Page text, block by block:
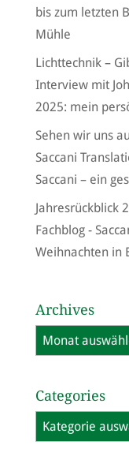
bis zum letzten
Mühle
Lichttechnik –
Interview mit
2025: mein
Sehen wir uns
Saccani
Saccani – ein
Jahresrückblick
Fachblog -
Weihnachten in
Archives
Archives
Categories
Categories